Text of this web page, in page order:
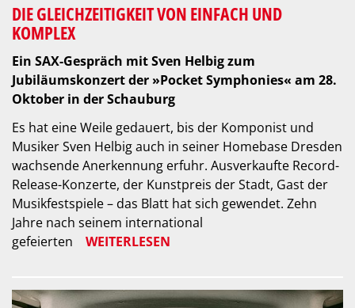
DIE GLEICHZEITIGKEIT VON EINFACH UND
KOMPLEX
Ein SAX-Gespräch mit Sven Helbig zum
Jubiläumskonzert der »Pocket Symphonies« am 28.
Oktober in der Schauburg
Es hat eine Weile gedauert, bis der Komponist und
Musiker Sven Helbig auch in seiner Homebase Dresden
wachsende Anerkennung erfuhr. Ausverkaufte Record-
Release-Konzerte, der Kunstpreis der Stadt, Gast der
Musikfestspiele – das Blatt hat sich gewendet. Zehn
Jahre nach seinem international
gefeierten
WEITERLESEN